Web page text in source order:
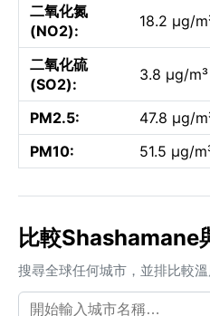
二氧化氮
(NO2):
18.2 µg/
二氧化硫
(SO2):
3.8 µg/m³
PM2.5:
47.8 µg/
PM10:
51.5 µg/
比較Shashamane
搜尋全球任何城市，並排比較溫